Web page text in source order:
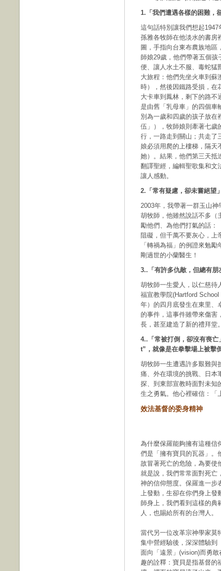
1.「我們遭遇各樣的困難，
這句話特別讓我們想起
孫雅各牧師在他淡水的書房
圖，手指向台東布農族地區
師娘29歲，他們帶著五個
便、讓人水土不服、毒蛇猛
大旅程：他們先坐火車到蘇
時），然後因鐵路受損，在
大卡車到鳳林，剩下的路不
是由舊「乳母車」的四個車
別為一歲和四歲的孩子放在
伍」），牧師娘則牽著七歲
行，一路走到關山；共走了
娘必須用爬的上樓梯，隔天
她）。結果，他們第三天抵
翻譯聖經，編輯聖歌集和文
讓人感動。
2.「常有疑慮，卻未嘗絕望
2003年，我帶著一群玉山
胡牧師，他雖然說話不多（
勵他們、為他們打氣的話：
阻礙，但千萬不要灰心，上
「轉禍為福」的例證來勉
剛過世的小蘭醫生！
3..「有許多仇敵，但總有朋
胡牧師一生愛人，以仁慈待
福宣教學院(Hartford
年）的四月底發生在東里、
的事件，這事件雖帶來傷害
長，甚至建造了新的禮拜堂
4..「常被打倒，卻沒有喪
t”，就像是在拳擊場上被擊
胡牧師一生遭遇許多艱難與
痛、外在環境的挑戰、日本
探、到東部宣教時面對未知
生之勇氣。他心裡確信：「
效法基督的委身精神
為什麼保羅能夠擁有這種信
們是「擁有寶貝的瓦器」。
故冒著死亡的危險，為要使
就是說，我們常常面對死亡
神的信仰態度。保羅進一步
上發動，生卻在你們身上發
師身上，我們看到這樣的典
人，也賜給所有的台灣人。
當代另一位改革宗神學家莫
集中營經驗後，深深體驗到
面向「遠景」(vision)而勇
趣的詮釋：寶貝是指基督的